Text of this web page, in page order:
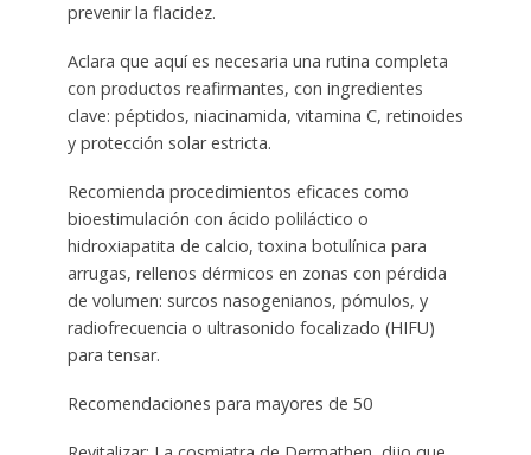
prevenir la flacidez.
Aclara que aquí es necesaria una rutina completa
con productos reafirmantes, con ingredientes
clave: péptidos, niacinamida, vitamina C, retinoides
y protección solar estricta.
Recomienda procedimientos eficaces como
bioestimulación con ácido poliláctico o
hidroxiapatita de calcio, toxina botulínica para
arrugas, rellenos dérmicos en zonas con pérdida
de volumen: surcos nasogenianos, pómulos, y
radiofrecuencia o ultrasonido focalizado (HIFU)
para tensar.
Recomendaciones para mayores de 50